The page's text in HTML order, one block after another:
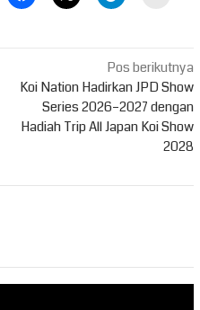
Pos berikutnya
Koi Nation Hadirkan JPD Show
Series 2026–2027 dengan
Hadiah Trip All Japan Koi Show
2028